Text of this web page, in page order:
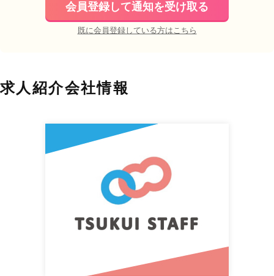
会員登録して通知を受け取る
既に会員登録している方はこちら
求人紹介会社情報